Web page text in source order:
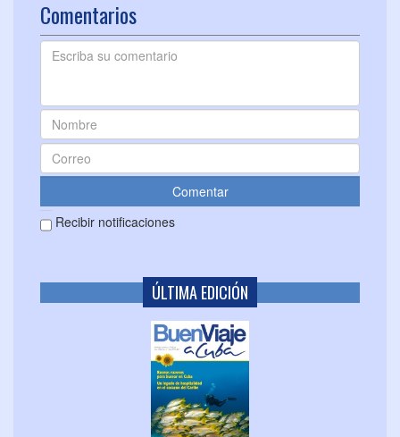
Comentarios
Recibir notificaciones
ÚLTIMA EDICIÓN